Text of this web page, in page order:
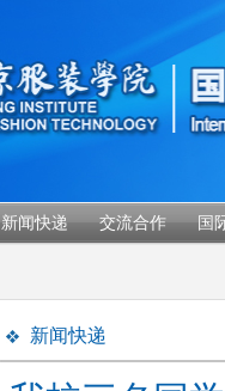
新闻快递 交流合作 国
新闻快递